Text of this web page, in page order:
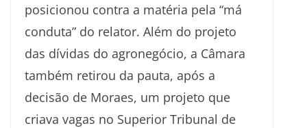
posicionou contra a matéria pela “má
conduta” do relator. Além do projeto
das dívidas do agronegócio, a Câmara
também retirou da pauta, após a
decisão de Moraes, um projeto que
criava vagas no Superior Tribunal de